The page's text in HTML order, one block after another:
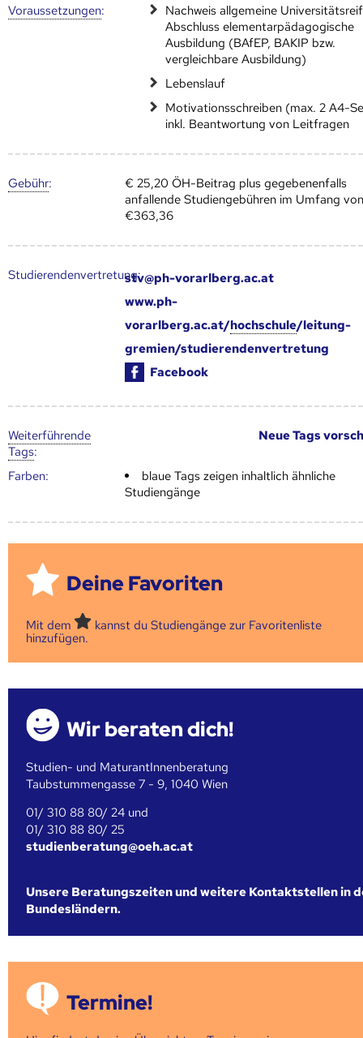
Voraus­setzungen:
Nachweis allgemeine
Abschluss elementarpädagogische
Ausbildung (BAfEP, BAKIP bzw.
vergleichbare Ausbildung)
Lebenslauf
Motivationsschreiben (max. 2 A4-
inkl. Beantwortung von Leitfragen
Gebühr:
€ 25,20 ÖH-Beitrag plus gegebenenfalls
anfallende Studiengebühren im Umfang
€363,36
Studierendenvertretung:stv@ph-vorarlberg.ac.at
www.ph-
vorarlberg.ac.at/hochschule/leitung-
gremien/studierendenvertretung
Facebook
Weiter­führende
Tags:
Neue Tags
Farben:
blaue Tags zeigen inhaltlich ähnliche
Studiengänge
Deine Favoriten
Mit dem
kannst du Studiengänge zur Favoritenliste
hinzufügen.
Wir beraten dich!
Studien- und MaturantInnenberatung
Taubstummengasse 7 - 9, 1040 Wien
01/ 310 88 80/ 24 und
01/ 310 88 80/ 25
studienberatung@oeh.ac.at
Unsere Beratungszeiten und weitere Kontaktstellen in
Bundesländern.
Termine!